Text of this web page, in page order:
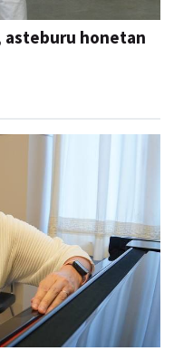
asteburu honetan